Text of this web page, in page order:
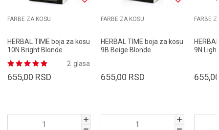
FARBE ZA KOSU
HERBAL TIME boja za kosu
10N Bright Blonde
glasa
2
655,00 RSD
FARBE ZA KOSU
HERBAL TIME boja za kosu
9B Beige Blonde
655,00 RSD
FARBE
9N